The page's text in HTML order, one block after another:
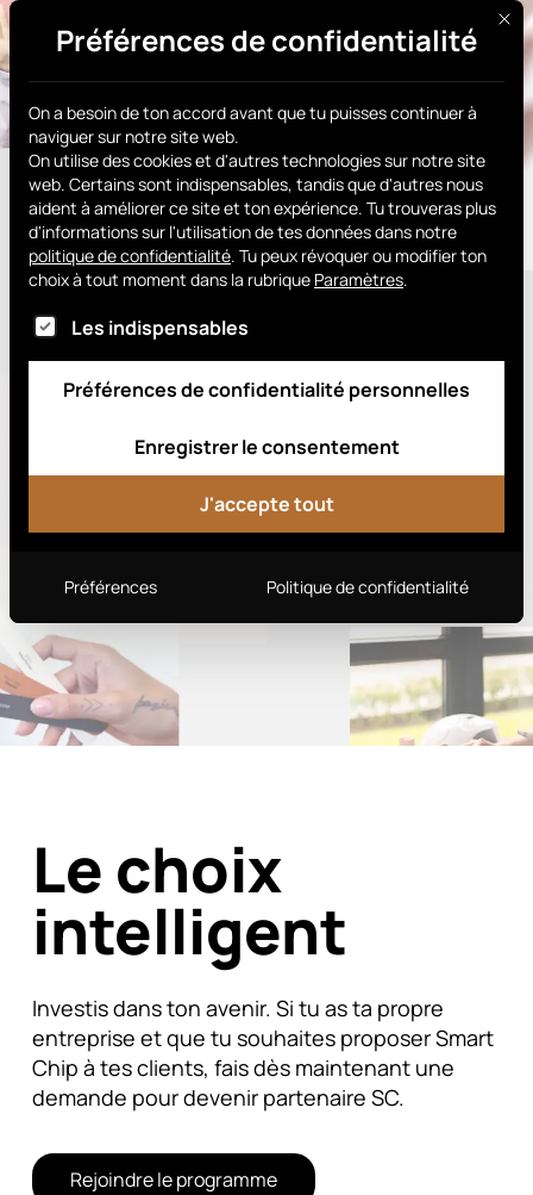
Procure-toi le tien
Tu souhaites proposer
Smart Chip à tes clients ?
Rejoins le
programme SC
Partner
Le choix
intelligent
Investis dans ton avenir. Si tu as ta propre
entreprise et que tu souhaites proposer Smart
Chip à tes clients, fais dès maintenant une
demande pour devenir partenaire SC.
Rejoindre le programme
Ce
Préférences de confidentialité
On a besoin de ton accord avant que tu puisses continuer à
naviguer sur notre site web.
On utilise des cookies et d'autres technologies sur notre site
web. Certains sont indispensables, tandis que d'autres nous
aident à améliorer ce site et ton expérience. Tu trouveras plus
d'informations sur l'utilisation de tes données dans notre
politique de confidentialité. Tu peux révoquer ou modifier ton
choix à tout moment dans la rubrique Paramètres.
Voici la liste des groupes de services pour
Les indispensables
Préférences de confidentialité personnelles
Enregistrer le consentement
J'accepte tout
Préférences Politique de confidentialité